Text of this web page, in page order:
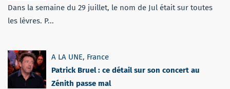
Dans la semaine du 29 juillet, le nom de Jul était sur toutes
les lèvres. P...
A LA UNE, France
Patrick Bruel : ce détail sur son concert au
Zénith passe mal